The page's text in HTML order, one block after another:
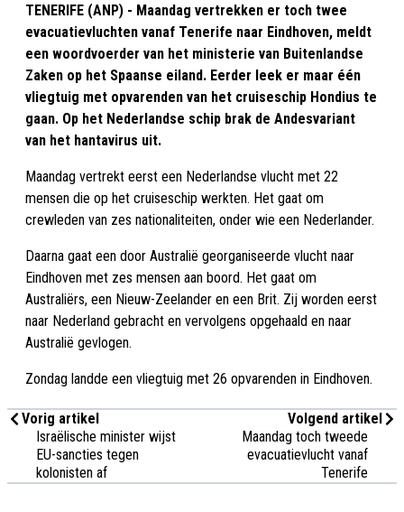
TENERIFE (ANP) - Maandag vertrekken er toch twee
evacuatievluchten vanaf Tenerife naar Eindhoven, meldt
een woordvoerder van het ministerie van Buitenlandse
Zaken op het Spaanse eiland. Eerder leek er maar één
vliegtuig met opvarenden van het cruiseschip Hondius te
gaan. Op het Nederlandse schip brak de Andesvariant
van het hantavirus uit.
Maandag vertrekt eerst een Nederlandse vlucht met 22
mensen die op het cruiseschip werkten. Het gaat om
crewleden van zes nationaliteiten, onder wie een Nederlander.
Daarna gaat een door Australië georganiseerde vlucht naar
Eindhoven met zes mensen aan boord. Het gaat om
Australiërs, een Nieuw-Zeelander en een Brit. Zij worden eerst
naar Nederland gebracht en vervolgens opgehaald en naar
Australië gevlogen.
Zondag landde een vliegtuig met 26 opvarenden in Eindhoven.
Vorig artikel
Israëlische minister wijst
EU-sancties tegen
kolonisten af
Volgend artikel
Maandag toch tweede
evacuatievlucht vanaf
Tenerife